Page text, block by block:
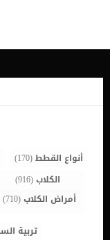
غيرتها وحبها بشكل
سوف تمكننا من منع
في: – يجب عليك
تسبب الغيرة
أنواع القطط(170)
الكلاب(916)
أمراض الكلاب(710)
تربية